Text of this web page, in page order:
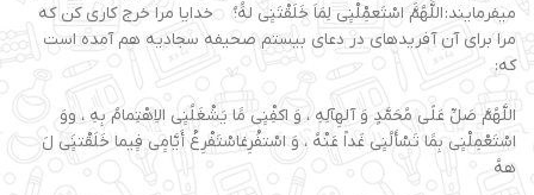
میفرمایند: اللََّهُمََّ اسْتَعمِْلْنِِی لِمَاَ خَلَقْتَنِِی لهَُ؛ُ خدایا مرا خرج کاری کن که
مرا برای آن آفریدهای در دعای بیستم صحیفه سجادیه هم آمده است
که:
اللَّهُمَّ صَلِّ عَلََى مُحَمَّدٍ وَ آلهِآلِهِ ، وَ اکفِْنِِی مََا یَشْغَلُنِِی الاِهْتِمامُ بِهِ ، ووَ
اسْتَعْمِلْنِِی بِمََا تَسْأَلُنِِی غَداً عَنْهُ ، وَ اسْتفَْرِغاسْتَفْرِغْ أَیَّامِِی فِِیما خَلَقْتنَِِی لَ
ههُ